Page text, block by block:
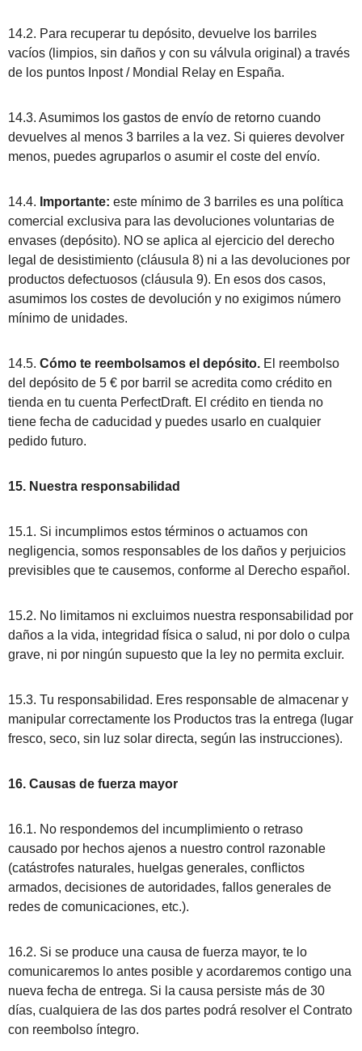
14.2. Para recuperar tu depósito, devuelve los barriles
vacíos (limpios, sin daños y con su válvula original) a través
de los puntos Inpost / Mondial Relay en España.
14.3. Asumimos los gastos de envío de retorno cuando
devuelves al menos 3 barriles a la vez. Si quieres devolver
menos, puedes agruparlos o asumir el coste del envío.
14.4. Importante: este mínimo de 3 barriles es una política
comercial exclusiva para las devoluciones voluntarias de
envases (depósito). NO se aplica al ejercicio del derecho
legal de desistimiento (cláusula 8) ni a las devoluciones por
productos defectuosos (cláusula 9). En esos dos casos,
asumimos los costes de devolución y no exigimos número
mínimo de unidades.
14.5. Cómo te reembolsamos el depósito. El reembolso
del depósito de 5 € por barril se acredita como crédito en
tienda en tu cuenta PerfectDraft. El crédito en tienda no
tiene fecha de caducidad y puedes usarlo en cualquier
pedido futuro.
15. Nuestra responsabilidad
15.1. Si incumplimos estos términos o actuamos con
negligencia, somos responsables de los daños y perjuicios
previsibles que te causemos, conforme al Derecho español.
15.2. No limitamos ni excluimos nuestra responsabilidad por
daños a la vida, integridad física o salud, ni por dolo o culpa
grave, ni por ningún supuesto que la ley no permita excluir.
15.3. Tu responsabilidad. Eres responsable de almacenar y
manipular correctamente los Productos tras la entrega (lugar
fresco, seco, sin luz solar directa, según las instrucciones).
16. Causas de fuerza mayor
16.1. No respondemos del incumplimiento o retraso
causado por hechos ajenos a nuestro control razonable
(catástrofes naturales, huelgas generales, conflictos
armados, decisiones de autoridades, fallos generales de
redes de comunicaciones, etc.).
16.2. Si se produce una causa de fuerza mayor, te lo
comunicaremos lo antes posible y acordaremos contigo una
nueva fecha de entrega. Si la causa persiste más de 30
días, cualquiera de las dos partes podrá resolver el Contrato
con reembolso íntegro.